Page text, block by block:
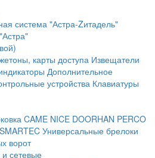
система "Астра-Zитадель"
карты доступа Извещатели
Дополнительное
устройства Клавиатуры
CAME NICE DOORHAN PERCO
SMARTEC Универсальные брелоки
ворот
сетевые